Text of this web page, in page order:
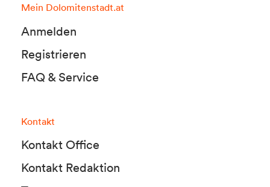
Mein Dolomitenstadt.at
Anmelden
Registrieren
FAQ & Service
Kontakt
Kontakt Office
Kontakt Redaktion